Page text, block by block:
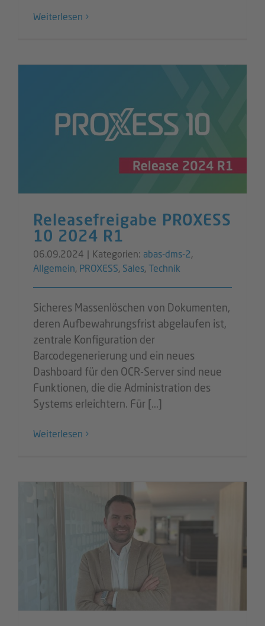
Weiterlesen
Releasefreigabe PROXESS
10 2024 R1
06.09.2024 | Kategorien: abas-dms-2,
Allgemein, PROXESS, Sales,Technik
Sicheres Massenlöschen von Dokumenten,
deren Aufbewahrungsfrist abgelaufen ist,
zentrale Konfiguration der
Barcodegenerierung und ein neues
Dashboard für den OCR-Server sind neue
Funktionen, die die Administration des
Systems erleichtern. Für [...]
Weiterlesen